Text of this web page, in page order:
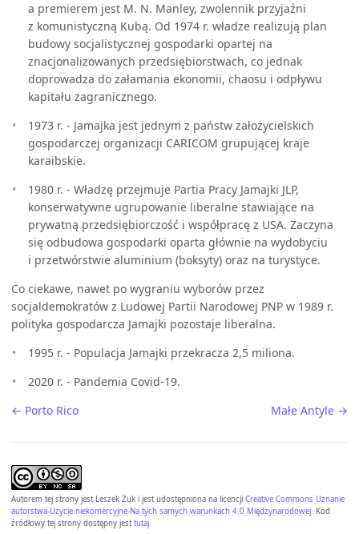
a premierem jest M. N. Manley, zwolennik przyjaźni
z komunistyczną Kubą. Od 1974 r. władze realizują plan
budowy socjalistycznej gospodarki opartej na
znacjonalizowanych przedsiębiorstwach, co jednak
doprowadza do załamania ekonomii, chaosu i odpływu
kapitału zagranicznego.
1973 r. - Jamajka jest jednym z państw założycielskich
gospodarczej organizacji CARICOM grupującej kraje
karaibskie.
1980 r. - Władzę przejmuje Partia Pracy Jamajki JLP,
konserwatywne ugrupowanie liberalne stawiające na
prywatną przedsiębiorczość i współpracę z USA. Zaczyna
się odbudowa gospodarki oparta głównie na wydobyciu
i przetwórstwie aluminium (boksyty) oraz na turystyce.
Co ciekawe, nawet po wygraniu wyborów przez
socjaldemokratów z Ludowej Partii Narodowej PNP w 1989 r.
polityka gospodarcza Jamajki pozostaje liberalna.
1995 r. - Populacja Jamajki przekracza 2,5 miliona.
2020 r. - Pandemia Covid-19.
← Porto Rico
Małe Antyle →
Autorem tej strony jest Leszek Żuk i jest udostępniona na licencji Creative Commons Uznanie
autorstwa-Użycie niekomercyjne-Na tych samych warunkach 4.0 Międzynarodowej. Kod
źródłowy tej strony dostępny jesttutaj.